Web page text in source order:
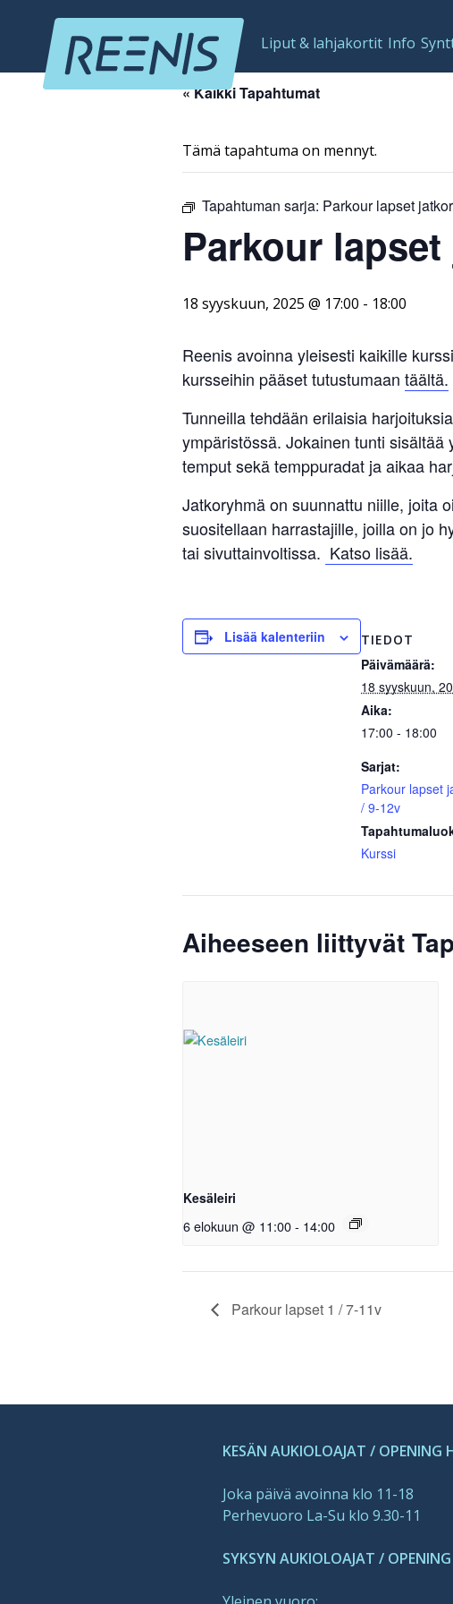
Liput & lahjakortit Info
« Kaikki Tapahtumat
Tämä tapahtuma on mennyt.
Tapahtuman sarja: Parkour lapset
Parkour
18 syyskuun, 2025 @ 17:00 - 18:00
Reenis avoinna yleisesti kaikille
kursseihin pääset tutustumaan täältä.
Tunneilla tehdään erilaisia
ympäristössä. Jokainen tunti
temput sekä temppuradat ja aikaa
Jatkoryhmä on suunnattu niille, joita
suositellaan harrastajille, joilla on jo
tai sivuttainvoltissa. Katso lisää.
Lisää kalenteriin TIEDOT
Päivämäärä:
18 syyskuun,
Aika:
17:00 - 18:00
Sarjat:
Parkour lapset
/ 9-12v
Kurssi
Aiheeseen liittyvät
Kesäleiri
6 elokuun @ 11:00- 14:00
Parkour lapset 1 / 7-11v
KESÄN AUKIOLOAJAT / OPENING
Joka päivä avoinna klo 11-18
Perhevuoro La-Su klo 9.30-11
SYKSYN AUKIOLOAJAT /